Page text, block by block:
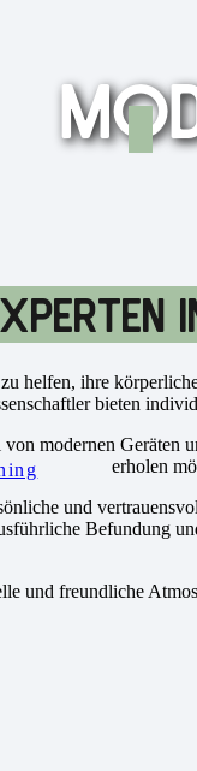
helfen, ihre
bieten
modernen
erholen
und
Befundung
und freundliche